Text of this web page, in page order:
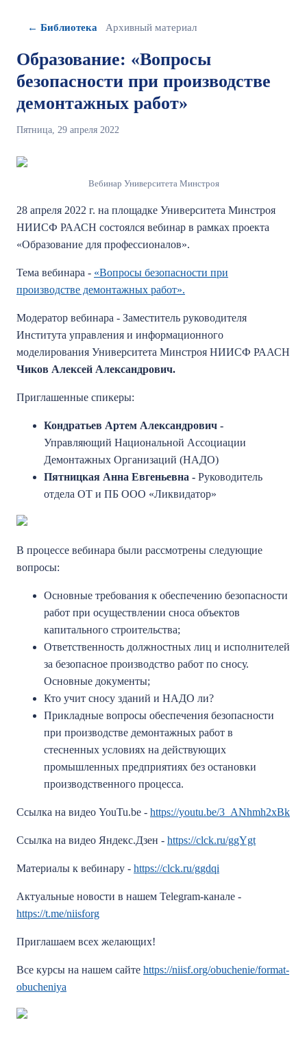
← Библиотека Архивный материал
Образование: «Вопросы
безопасности при производстве
демонтажных работ»
Пятница, 29 апреля 2022
Вебинар Университета Минстроя
28 апреля 2022 г. на площадке Университета Минстроя
НИИСФ РААСН состоялся вебинар в рамках проекта
«Образование для профессионалов».
Тема вебинара - «Вопросы безопасности при
производстве демонтажных работ».
Модератор вебинара - Заместитель руководителя
Института управления и информационного
моделирования Университета Минстроя НИИСФ РААСН
Чиков Алексей Александрович.
Приглашенные спикеры:
Кондратьев Артем Александрович -
Управляющий Национальной Ассоциации
Демонтажных Организаций (НАДО)
Пятницкая Анна Евгеньевна - Руководитель
отдела ОТ и ПБ ООО «Ликвидатор»
В процессе вебинара были рассмотрены следующие
вопросы:
Основные требования к обеспечению безопасности
работ при осуществлении сноса объектов
капитального строительства;
Ответственность должностных лиц и исполнителей
за безопасное производство работ по сносу.
Основные документы;
Кто учит сносу зданий и НАДО ли?
Прикладные вопросы обеспечения безопасности
при производстве демонтажных работ в
стесненных условиях на действующих
промышленных предприятиях без остановки
производственного процесса.
Ссылка на видео YouTu.be - https://youtu.be/3_ANhmh2xBk
Ссылка на видео Яндекс.Дзен - https://clck.ru/ggYgt
Материалы к вебинару - https://clck.ru/ggdqi
Актуальные новости в нашем Telegram-канале -
https://t.me/niisforg
Приглашаем всех желающих!
Все курсы на нашем сайте https://niisf.org/obuchenie/format-
obucheniya